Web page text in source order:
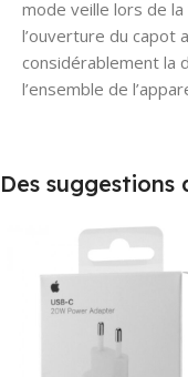
mode veille lors de
l’ouverture du capot
considérablement la
l’ensemble de
Des